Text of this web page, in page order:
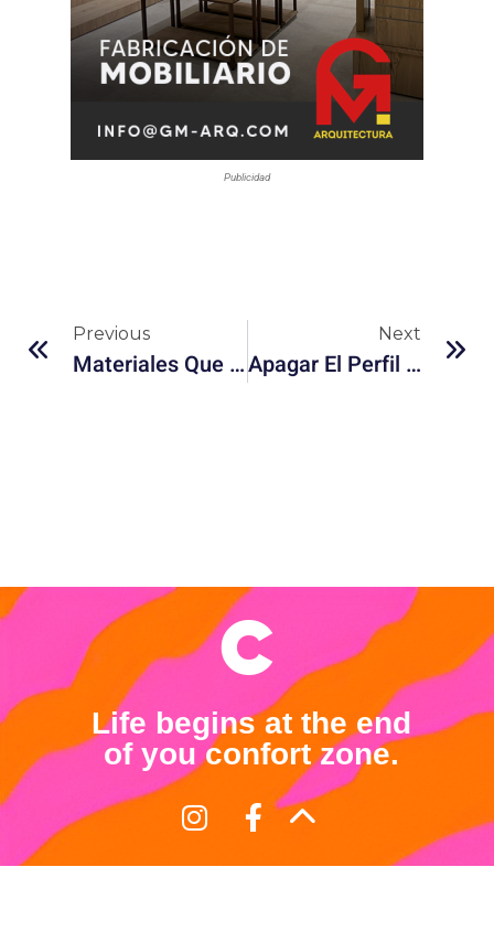
Publicidad
Previous
Materiales Que Se Reparan Solos: El Futuro De La Construcción Y El Consumo
Next
Apagar El Perfil Y Desaparecer: Series Y Películas Sobre Personas Que Quieren Salirse De Internet
Life begins at the end
of you confort zone.
Términos y Condiciones